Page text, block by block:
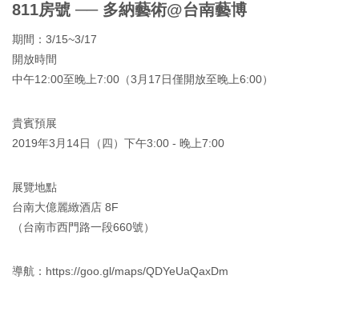
811房號 ── 多納藝術@台南藝博
期間：3/15~3/17
開放時間
中午12:00至晚上7:00（3月17日僅開放至晚上6:00）
貴賓預展
2019年3月14日（四）下午3:00 - 晚上7:00
展覽地點
台南大億麗緻酒店 8F
（台南市西門路一段660號）
導航：https://goo.gl/maps/QDYeUaQaxDm